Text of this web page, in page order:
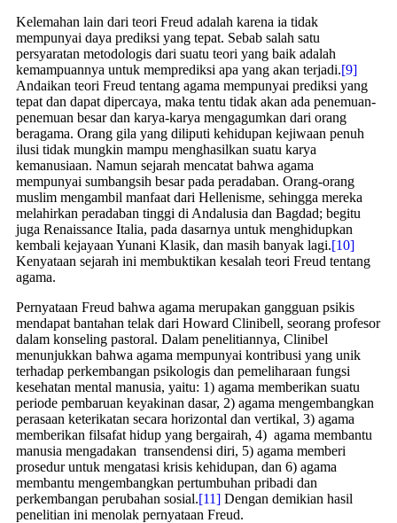
Kelemahan lain dari teori Freud adalah karena ia tidak
mempunyai daya prediksi yang tepat. Sebab salah satu
persyaratan metodologis dari suatu teori yang baik adalah
kemampuannya untuk memprediksi apa yang akan terjadi.[9]
Andaikan teori Freud tentang agama mempunyai prediksi yang
tepat dan dapat dipercaya, maka tentu tidak akan ada penemuan-
penemuan besar dan karya-karya mengagumkan dari orang
beragama. Orang gila yang diliputi kehidupan kejiwaan penuh
ilusi tidak mungkin mampu menghasilkan suatu karya
kemanusiaan. Namun sejarah mencatat bahwa agama
mempunyai sumbangsih besar pada peradaban. Orang-orang
muslim mengambil manfaat dari Hellenisme, sehingga mereka
melahirkan peradaban tinggi di Andalusia dan Bagdad; begitu
juga Renaissance Italia, pada dasarnya untuk menghidupkan
kembali kejayaan Yunani Klasik, dan masih banyak lagi.[10]
Kenyataan sejarah ini membuktikan kesalah teori Freud tentang
agama.
Pernyataan Freud bahwa agama merupakan gangguan psikis
mendapat bantahan telak dari Howard Clinibell, seorang profesor
dalam konseling pastoral. Dalam penelitiannya, Clinibel
menunjukkan bahwa agama mempunyai kontribusi yang unik
terhadap perkembangan psikologis dan pemeliharaan fungsi
kesehatan mental manusia, yaitu: 1) agama memberikan suatu
periode pembaruan keyakinan dasar, 2) agama mengembangkan
perasaan keterikatan secara horizontal dan vertikal, 3) agama
memberikan filsafat hidup yang bergairah, 4) agama membantu
manusia mengadakan transendensi diri, 5) agama memberi
prosedur untuk mengatasi krisis kehidupan, dan 6) agama
membantu mengembangkan pertumbuhan pribadi dan
perkembangan perubahan sosial.[11] Dengan demikian hasil
penelitian ini menolak pernyataan Freud.